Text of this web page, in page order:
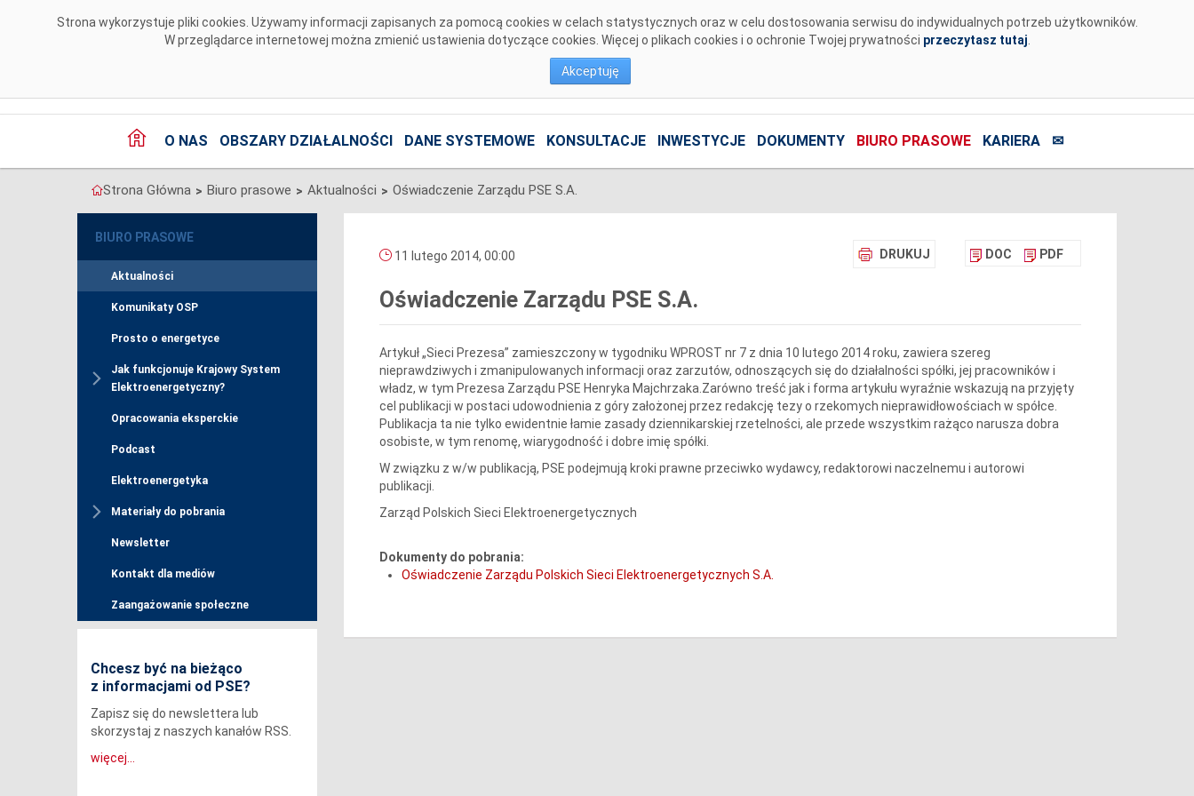
Strona wykorzystuje pliki cookies. Używamy informacji zapisanych za pomocą cookies w celach statystycznych oraz w celu dostosowania serwisu do indywidualnych potrzeb użytkowników.
W przeglądarce internetowej można zmienić ustawienia dotyczące cookies. Więcej o plikach cookies i o ochronie Twojej prywatności przeczytasz tutaj
Akceptuję
O NAS OBSZARY DZIAŁALNOŚCI DANE SYSTEMOWE KONSULTACJE INWESTYCJE DOKUMENTY BIURO PRASOWE KARIERA ✉
Strona Główna > Biuro prasowe > Aktualności > Oświadczenie Zarządu PSE S.A.
BIURO PRASOWE
Aktualności
Komunikaty OSP
Prosto o energetyce
Jak funkcjonuje Krajowy System
Elektroenergetyczny?
Opracowania eksperckie
Podcast
Elektroenergetyka
Materiały do pobrania
Newsletter
Kontakt dla mediów
Zaangażowanie społeczne
Chcesz być na bieżąco
z informacjami od PSE?
Zapisz się do newslettera lub
skorzystaj z naszych kanałów RSS.
więcej...
DRUKUJ DOC PDF
11 lutego 2014, 00:00
Oświadczenie Zarządu PSE S.A.
Artykuł „Sieci Prezesa” zamieszczony w tygodniku WPROST nr 7 z dnia 10 lutego 2014 roku, zawiera szereg
nieprawdziwych i zmanipulowanych informacji oraz zarzutów, odnoszących się do działalności spółki, jej pracowników i
władz, w tym Prezesa Zarządu PSE Henryka Majchrzaka.Zarówno treść jak i forma artykułu wyraźnie wskazują na przyjęty
cel publikacji w postaci udowodnienia z góry założonej przez redakcję tezy o rzekomych nieprawidłowościach w spółce.
Publikacja ta nie tylko ewidentnie łamie zasady dziennikarskiej rzetelności, ale przede wszystkim rażąco narusza dobra
osobiste, w tym renomę, wiarygodność i dobre imię spółki.
W związku z w/w publikacją, PSE podejmują kroki prawne przeciwko wydawcy, redaktorowi naczelnemu i autorowi
publikacji.
Zarząd Polskich Sieci Elektroenergetycznych
Dokumenty do pobrania:
Oświadczenie Zarządu Polskich Sieci Elektroenergetycznych S.A.